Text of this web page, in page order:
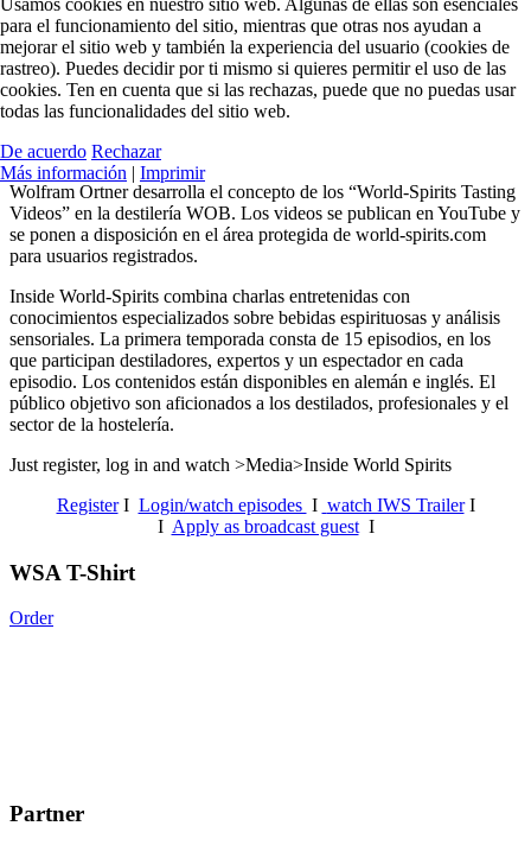
Wolfram Ortner desarrolla el concepto de los “World-Spirits Tasting
Videos” en la destilería WOB. Los videos se publican en YouTube y
se ponen a disposición en el área protegida de world-spirits.com
para usuarios registrados.
Inside World-Spirits combina charlas entretenidas con
conocimientos especializados sobre bebidas espirituosas y análisis
sensoriales. La primera temporada consta de 15 episodios, en los
que participan destiladores, expertos y un espectador en cada
episodio. Los contenidos están disponibles en alemán e inglés. El
público objetivo son aficionados a los destilados, profesionales y el
sector de la hostelería.
Just register, log in and watch >Media>Inside World Spirits
RegisterI Login/watch episodes I watch IWS TrailerI
I Apply as broadcast guestI
WSA T-Shirt
Order
Partner
Usamos cookies en nuestro sitio web. Algunas de ellas son esenciales
para el funcionamiento del sitio, mientras que otras nos ayudan a
mejorar el sitio web y también la experiencia del usuario (cookies de
rastreo). Puedes decidir por ti mismo si quieres permitir el uso de las
cookies. Ten en cuenta que si las rechazas, puede que no puedas usar
todas las funcionalidades del sitio web.
De acuerdo Rechazar
Más información | Imprimir